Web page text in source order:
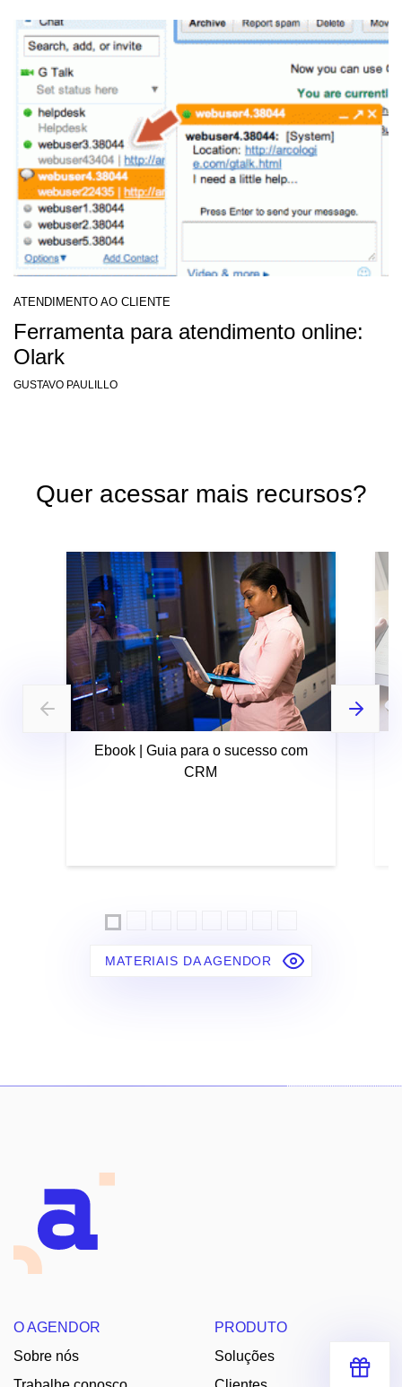
ATENDIMENTO AO CLIENTE
Ferramenta para atendimento online:
Olark
GUSTAVO PAULILLO
Quer acessar mais recursos?
Ebook | Guia para o sucesso com
CRM
MATERIAIS DA AGENDOR
O AGENDOR
Sobre nós
PRODUTO
Soluções